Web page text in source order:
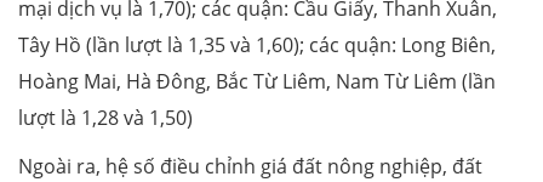
mại dịch vụ là 1,70); các quận: Cầu Giấy, Thanh Xuân,
Tây Hồ (lần lượt là 1,35 và 1,60); các quận: Long Biên,
Hoàng Mai, Hà Đông, Bắc Từ Liêm, Nam Từ Liêm (lần
lượt là 1,28 và 1,50)
Ngoài ra, hệ số điều chỉnh giá đất nông nghiệp, đất